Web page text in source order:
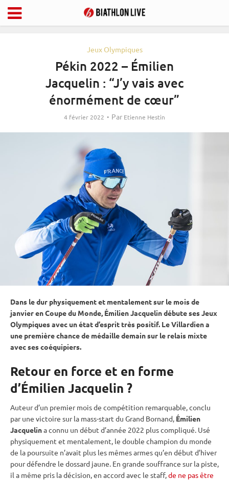
Jeux Olympiques
Pékin 2022 – Émilien
Jacquelin : “J’y vais avec
énormément de cœur”
4 février 2022 Par Etienne Hestin
Dans le dur physiquement et mentalement sur le mois de
janvier enCoupe du Monde, Émilien Jacquelin débute sesJeux
Olympiquesavec un état d’esprit très positif. Le Villardien a
une première chance de médaille demain sur le relais mixte
avec ses coéquipiers.
Retour en force et en forme
d’Émilien Jacquelin ?
Auteur d’un premier mois de compétition remarquable, conclu
par une victoire sur la mass-start du Grand Bornand, Émilien
Jacquelina connu un début d’année 2022 plus compliqué. Usé
physiquement et mentalement, le double champion du monde
de la poursuite n’avait plus les mêmes armes qu’en début d’hiver
pour défendre le dossard jaune. En grande souffrance sur la piste,
il a même pris la décision, en accord avec le staff,de ne pas être